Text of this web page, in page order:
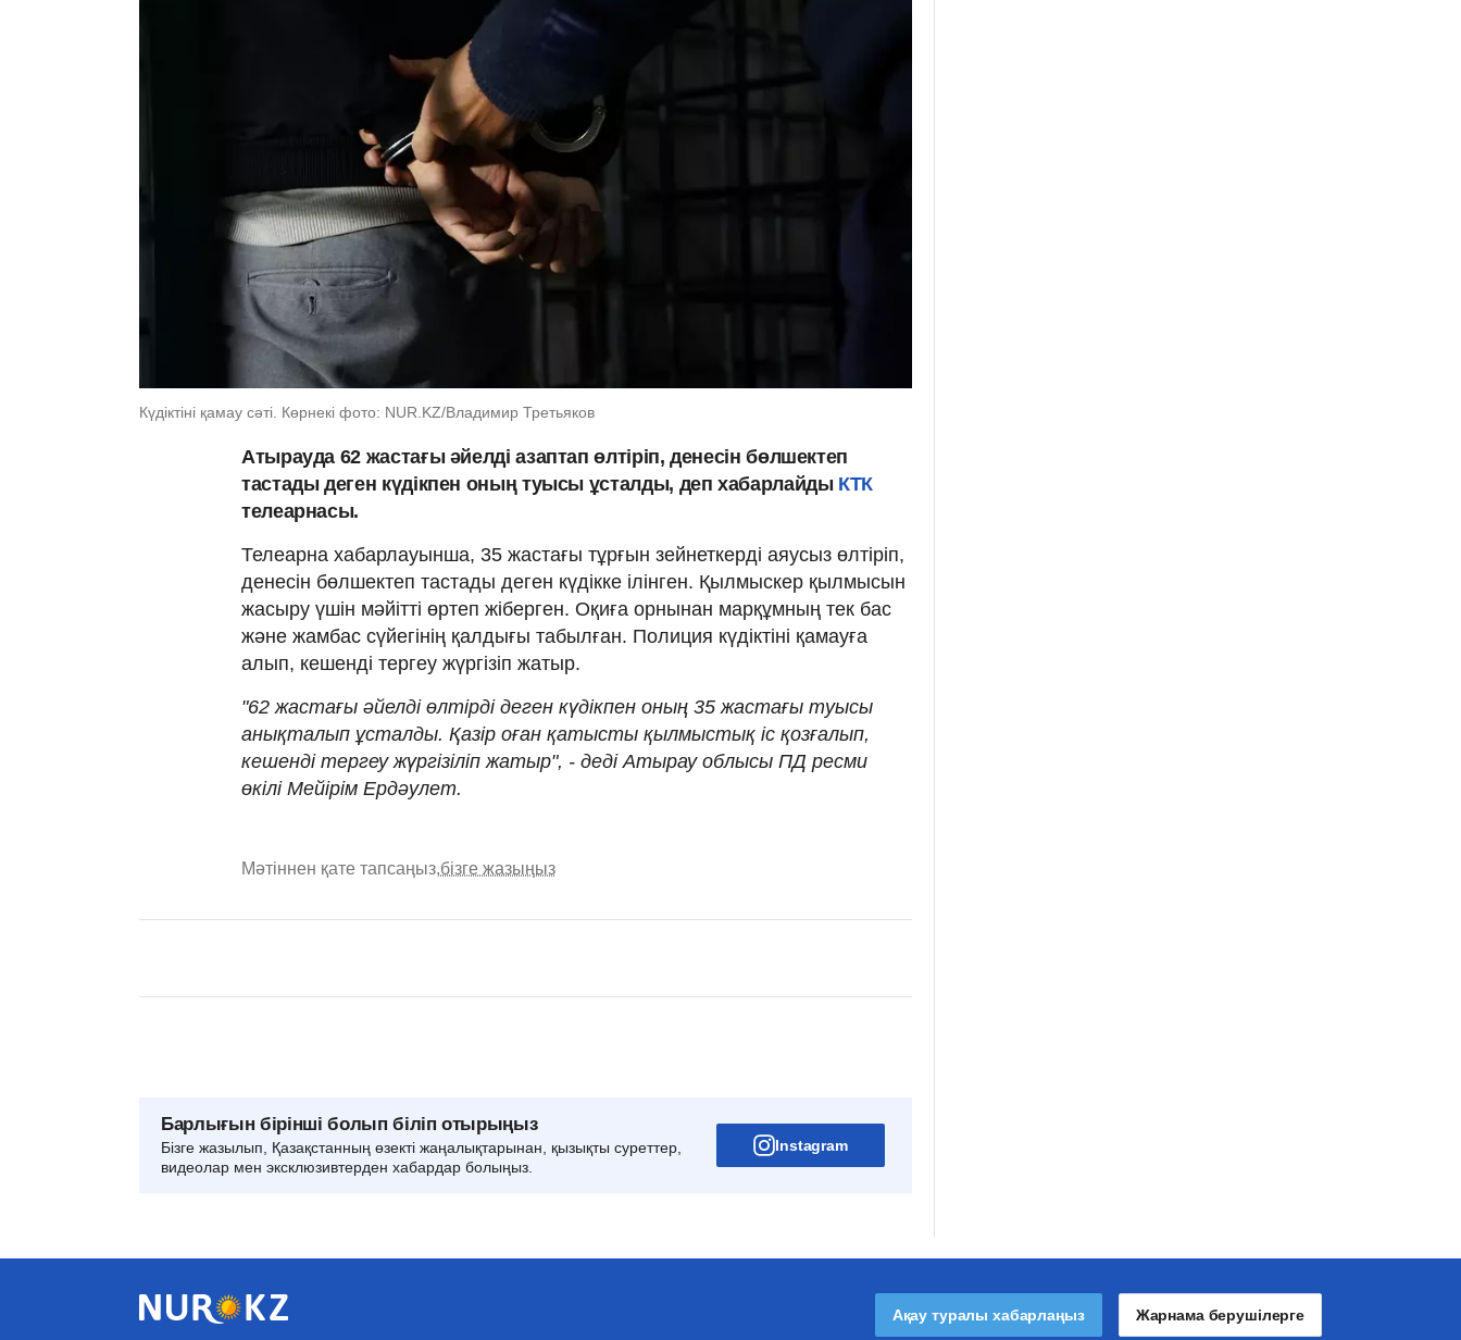
Күдіктіні қамау сәті. Көрнекі фото: NUR.KZ/Владимир Третьяков
Атырауда 62 жастағы әйелді азаптап өлтіріп, денесін бөлшектеп
тастады деген күдікпен оның туысы ұсталды, деп хабарлайды КТК
телеарнасы.
Телеарна хабарлауынша, 35 жастағы тұрғын зейнеткерді аяусыз өлтіріп,
денесін бөлшектеп тастады деген күдікке ілінген. Қылмыскер қылмысын
жасыру үшін мәйітті өртеп жіберген. Оқиға орнынан марқұмның тек бас
және жамбас сүйегінің қалдығы табылған. Полиция күдіктіні қамауға
алып, кешенді тергеу жүргізіп жатыр.
"62 жастағы әйелді өлтірді деген күдікпен оның 35 жастағы туысы
анықталып ұсталды. Қазір оған қатысты қылмыстық іс қозғалып,
кешенді тергеу жүргізіліп жатыр", - деді Атырау облысы ПД ресми
өкілі Мейірім Ердәулет.
Мәтіннен қате тапсаңыз,бізге жазыңыз
Барлығын бірінші болып біліп отырыңыз
Бізге жазылып, Қазақстанның өзекті жаңалықтарынан, қызықты суреттер,
видеолар мен эксклюзивтерден хабардар болыңыз.
Instagram
Ақау туралы хабарлаңыз Жарнама берушілерге